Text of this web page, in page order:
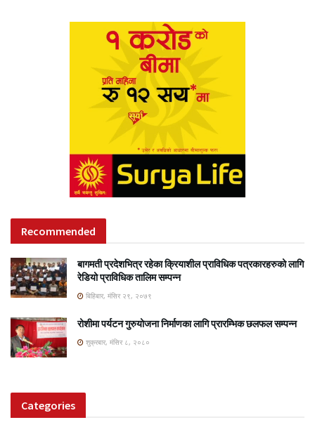
Recommended
बागमती प्रदेशभित्र रहेका क्रियाशील प्राविधिक पत्रकारहरुको लागि
रेडियो प्राविधिक तालिम सम्पन्न
बिहिबार, मंसिर २९, २०७९
रोशीमा पर्यटन गुरुयोजना निर्माणका लागि प्रारम्भिक छलफल सम्पन्न
शुक्रबार, मंसिर ८, २०८०
Categories